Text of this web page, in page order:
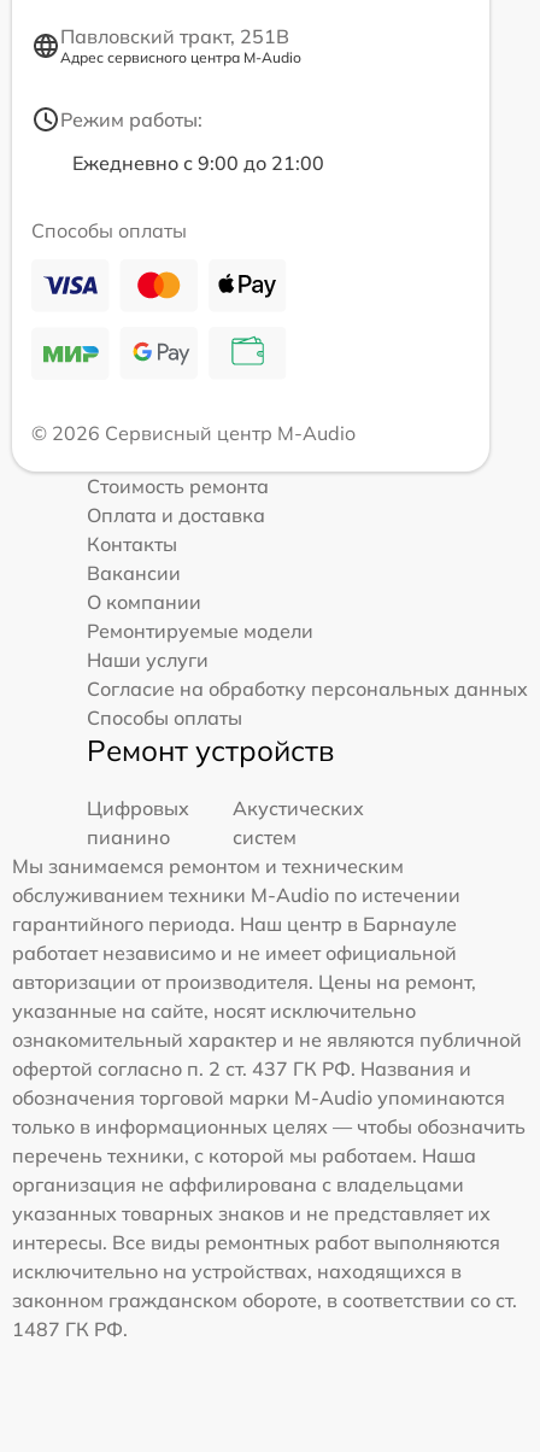
Павловский тракт, 251В
Адрес сервисного центра M-Audio
Режим работы:
Ежедневно с 9:00 до 21:00
Способы оплаты
© 2026 Сервисный центр M-Audio
Стоимость ремонта
Оплата и доставка
Контакты
Вакансии
О компании
Ремонтируемые модели
Наши услуги
Согласие на обработку персональных данных
Способы оплаты
Ремонт устройств
Цифровых
пианино
Акустических
систем
Мы занимаемся ремонтом и техническим
обслуживанием техники M-Audio по истечении
гарантийного периода. Наш центр в Барнауле
работает независимо и не имеет официальной
авторизации от производителя. Цены на ремонт,
указанные на сайте, носят исключительно
ознакомительный характер и не являются публичной
офертой согласно п. 2 ст. 437 ГК РФ. Названия и
обозначения торговой марки M-Audio упоминаются
только в информационных целях — чтобы обозначить
перечень техники, с которой мы работаем. Наша
организация не аффилирована с владельцами
указанных товарных знаков и не представляет их
интересы. Все виды ремонтных работ выполняются
исключительно на устройствах, находящихся в
законном гражданском обороте, в соответствии со ст.
1487 ГК РФ.